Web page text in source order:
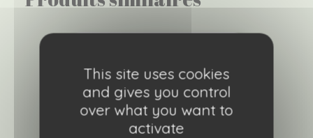
This site uses cookies
and gives you control
over what you want to
activate